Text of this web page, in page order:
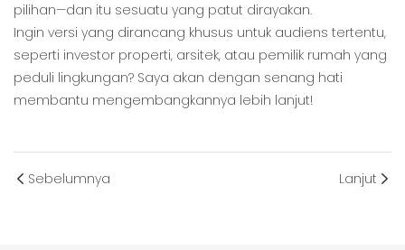
pilihan—dan itu sesuatu yang patut dirayakan.
Ingin versi yang dirancang khusus untuk audiens tertentu,
seperti investor properti, arsitek, atau pemilik rumah yang
peduli lingkungan? Saya akan dengan senang hati
membantu mengembangkannya lebih lanjut!
Sebelumnya Lanjut